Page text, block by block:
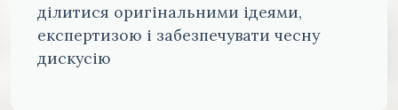
ділитися оригінальними ідеями,
експертизою і забезпечувати чесну
дискусію